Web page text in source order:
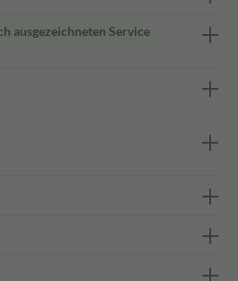
ausgezeichneten Service